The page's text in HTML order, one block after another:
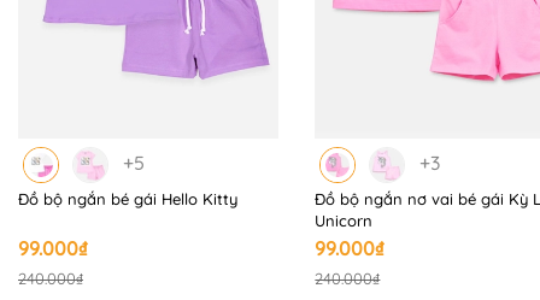
+5
Đồ bộ ngắn bé gái Hello Kitty
99.000₫
240.000₫
+3
Đồ bộ ngắn nơ vai bé gái Kỳ
Unicorn
99.000₫
240.000₫